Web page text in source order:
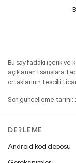
Bu sayfadaki içerik ve
açıklanan lisanslara
ortaklarının tescilli
Son güncelleme
DERLEME
Android kod deposu